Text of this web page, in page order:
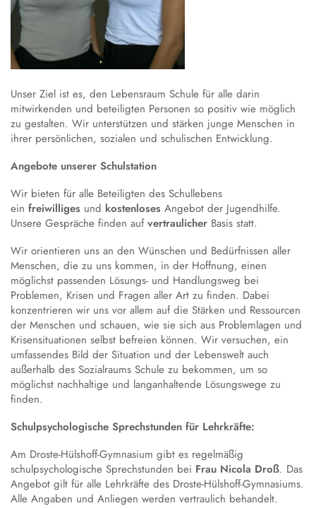
Unser Ziel ist es, den Lebensraum Schule für alle darin
mitwirkenden und beteiligten Personen so positiv wie möglich
zu gestalten. Wir unterstützen und stärken junge Menschen in
ihrer persönlichen, sozialen und schulischen Entwicklung.
Angebote unserer Schulstation
Wir bieten für alle Beteiligten des Schullebens
ein freiwilliges und kostenloses Angebot der Jugendhilfe.
Unsere Gespräche finden aufvertraulicher Basis statt.
Wir orientieren uns an den Wünschen und Bedürfnissen aller
Menschen, die zu uns kommen, in der Hoffnung, einen
möglichst passenden Lösungs- und Handlungsweg bei
Problemen, Krisen und Fragen aller Art zu finden. Dabei
konzentrieren wir uns vor allem auf die Stärken und Ressourcen
der Menschen und schauen, wie sie sich aus Problemlagen und
Krisensituationen selbst befreien können. Wir versuchen, ein
umfassendes Bild der Situation und der Lebenswelt auch
außerhalb des Sozialraums Schule zu bekommen, um so
möglichst nachhaltige und langanhaltende Lösungswege zu
finden.
Schulpsychologische Sprechstunden für Lehrkräfte:
Am Droste-Hülshoff-Gymnasium gibt es regelmäßig
schulpsychologische Sprechstunden bei Frau Nicola Droß. Das
Angebot gilt für alle Lehrkräfte des Droste-Hülshoff-Gymnasiums.
Alle Angaben und Anliegen werden vertraulich behandelt.